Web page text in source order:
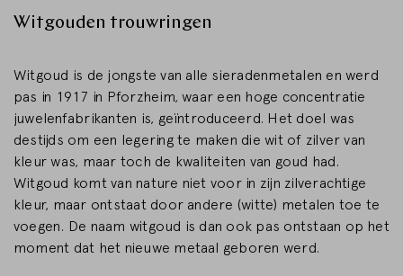
Witgouden trouwringen
Witgoud is de jongste van alle sieradenmetalen en werd
pas in 1917 in Pforzheim, waar een hoge concentratie
juwelenfabrikanten is, geïntroduceerd. Het doel was
destijds om een ​​legering te maken die wit of zilver van
kleur was, maar toch de kwaliteiten van goud had.
Witgoud komt van nature niet voor in zijn zilverachtige
kleur, maar ontstaat door andere (witte) metalen toe te
voegen. De naam witgoud is dan ook pas ontstaan ​​op het
moment dat het nieuwe metaal geboren werd.